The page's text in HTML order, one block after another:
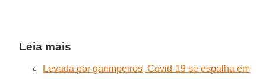
Leia mais
Levada por garimpeiros, Covid-19 se espalha em